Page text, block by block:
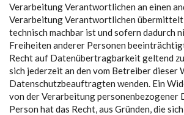
Verarbeitung Verantwortlichen an einen
Verarbeitung Verantwortlichen übermittelt
technisch machbar ist und sofern dadurch
Freiheiten anderer Personen
Recht auf Datenübertragbarkeit geltend zu
sich jederzeit an den vom Betreiber dieser
Datenschutzbeauftragten wenden. Ein
von der Verarbeitung
Person hat das Recht, aus Gründen, die